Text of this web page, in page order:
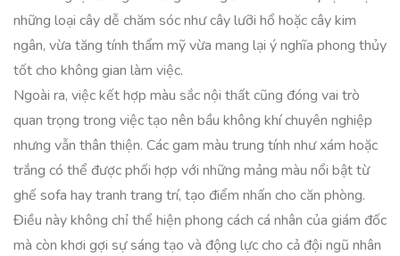
những loại cây dễ chăm sóc như cây lưỡi hổ hoặc cây kim
ngân, vừa tăng tính thẩm mỹ vừa mang lại ý nghĩa phong thủy
tốt cho không gian làm việc.
Ngoài ra, việc kết hợp màu sắc nội thất cũng đóng vai trò
quan trọng trong việc tạo nên bầu không khí chuyên nghiệp
nhưng vẫn thân thiện. Các gam màu trung tính như xám hoặc
trắng có thể được phối hợp với những mảng màu nổi bật từ
ghế sofa hay tranh trang trí, tạo điểm nhấn cho căn phòng.
Điều này không chỉ thể hiện phong cách cá nhân của giám đốc
mà còn khơi gợi sự sáng tạo và động lực cho cả đội ngũ nhân